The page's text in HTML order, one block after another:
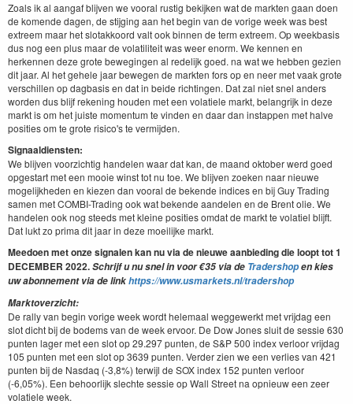
Zoals ik al aangaf blijven we vooral rustig bekijken wat de markten gaan doen
de komende dagen, de stijging aan het begin van de vorige week was best
extreem maar het slotakkoord valt ook binnen de term extreem. Op weekbasis
dus nog een plus maar de volatiliteit was weer enorm. We kennen en
herkennen deze grote bewegingen al redelijk goed. na wat we hebben gezien
dit jaar. Al het gehele jaar bewegen de markten fors op en neer met vaak grote
verschillen op dagbasis en dat in beide richtingen. Dat zal niet snel anders
worden dus blijf rekening houden met een volatiele markt, belangrijk in deze
markt is om het juiste momentum te vinden en daar dan instappen met halve
posities om te grote risico's te vermijden.
Signaaldiensten:
We blijven voorzichtig handelen waar dat kan, de maand oktober werd goed
opgestart met een mooie winst tot nu toe. We blijven zoeken naar nieuwe
mogelijkheden en kiezen dan vooral de bekende indices en bij Guy Trading
samen met COMBI-Trading ook wat bekende aandelen en de Brent olie. We
handelen ook nog steeds met kleine posities omdat de markt te volatiel blijft.
Dat lukt zo prima dit jaar in deze moeilijke markt.
Meedoen met onze signalen kan nu via de nieuwe aanbieding die loopt tot 1
DECEMBER 2022.Schrijf u nu snel in voor €35 via de Tradershopen kies
uw abonnement via de linkhttps://www.usmarkets.nl/tradershop
Marktoverzicht:
De rally van begin vorige week wordt helemaal weggewerkt met vrijdag een
slot dicht bij de bodems van de week ervoor. De Dow Jones sluit de sessie 630
punten lager met een slot op 29.297 punten, de S&P 500 index verloor vrijdag
105 punten met een slot op 3639 punten. Verder zien we een verlies van 421
punten bij de Nasdaq (-3,8%) terwijl de SOX index 152 punten verloor
(-6,05%). Een behoorlijk slechte sessie op Wall Street na opnieuw een zeer
volatiele week.